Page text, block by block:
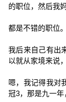
的职位，然后我
都是不错的职位
我后来自己有出
以就从家境来说
嗯，我记得我对
冠3，那是九一年